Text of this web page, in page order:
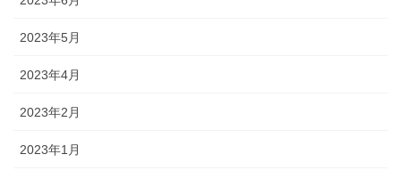
2023年5月
2023年4月
2023年2月
2023年1月